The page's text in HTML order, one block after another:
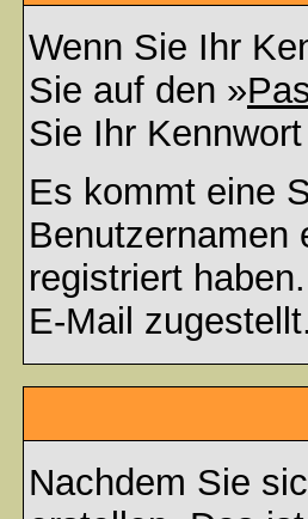
Wenn Sie Ihr
Sie auf den »
Sie Ihr
Es kommt eine
Benutzernamen
registriert
E-Mail zugestellt.
Nachdem Sie